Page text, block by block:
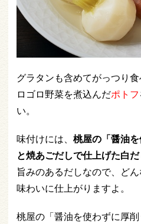
グラタンも含めてがっつり
ロゴロ野菜を煮込んだポトフ
い。
味付けには、 桃屋の「醤油
と焼あごだしで仕上げた白だ
旨みのあるだしなので、ど
味わいに仕上がりますよ。
桃屋の「醤油を使わずに厚